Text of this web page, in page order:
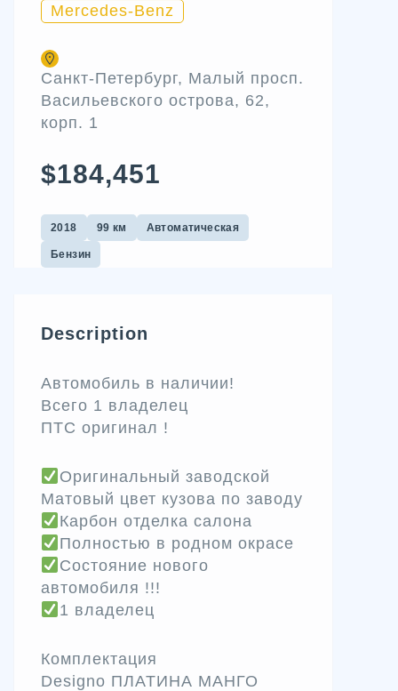
Mercedes-Benz
Санкт-Петербург, Малый просп.
Васильевского острова, 62,
корп. 1
$184,451
2018 99 км Автоматическая
Бензин
Description
Автомобиль в наличии!
Всего 1 владелец
ПТС оригинал !
Оригинальный заводской
Матовый цвет кузова по заводу
Карбон отделка салона
Полностью в родном окрасе
Состояние нового
автомобиля !!!
1 владелец
Комплектация
Designo ПЛАТИНА МАНГО